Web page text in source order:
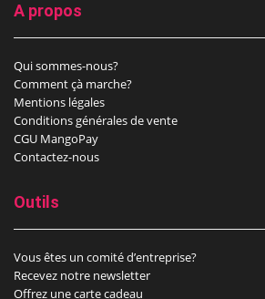
A propos
Qui sommes-nous?
Comment çà marche?
Mentions légales
Conditions générales de vente
CGU MangoPay
Contactez-nous
Outils
Vous êtes un comité d’entreprise?
Recevez notre newsletter
Offrez une carte cadeau